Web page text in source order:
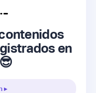
en
▸